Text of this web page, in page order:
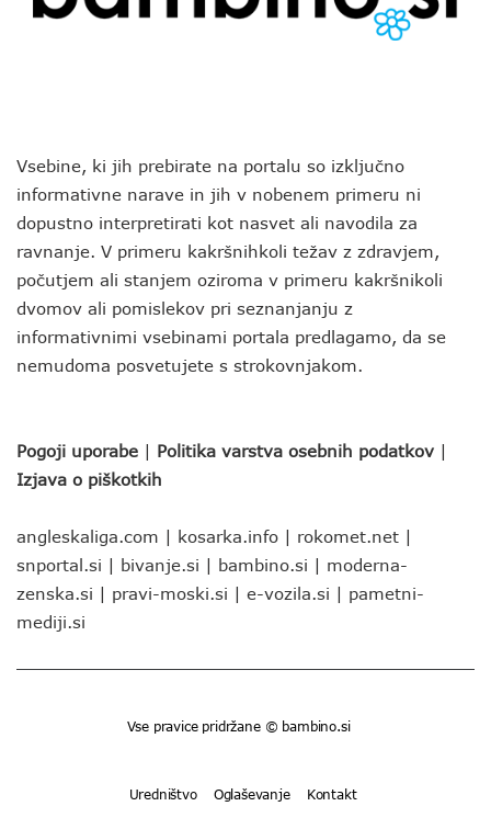
Vsebine, ki jih prebirate na portalu so izključno
informativne narave in jih v nobenem primeru ni
dopustno interpretirati kot nasvet ali navodila za
ravnanje. V primeru kakršnihkoli težav z zdravjem,
počutjem ali stanjem oziroma v primeru kakršnikoli
dvomov ali pomislekov pri seznanjanju z
informativnimi vsebinami portala predlagamo, da se
nemudoma posvetujete s strokovnjakom.
Pogoji uporabe | Politika varstva osebnih podatkov |
Izjava o piškotkih
angleskaliga.com | kosarka.info | rokomet.net |
snportal.si | bivanje.si | bambino.si | moderna-
zenska.si | pravi-moski.si | e-vozila.si | pametni-
mediji.si
Vse pravice pridržane © bambino.si
Uredništvo Oglaševanje Kontakt